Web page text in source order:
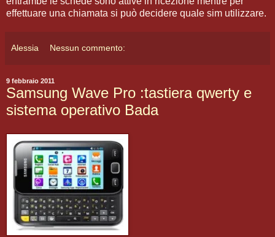
effettuare una chiamata si può decidere quale sim utilizzare.
Alessia Nessun commento:
9 febbraio 2011
Samsung Wave Pro :tastiera qwerty e
sistema operativo Bada